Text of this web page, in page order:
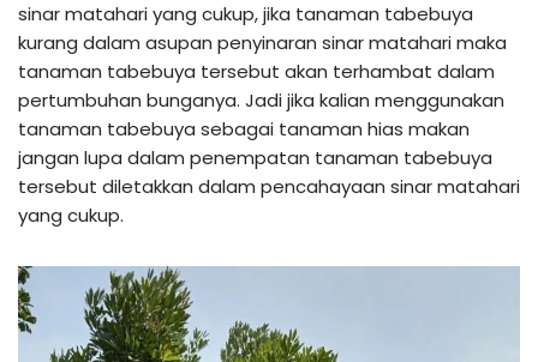
sinar matahari yang cukup, jika tanaman tabebuya
kurang dalam asupan penyinaran sinar matahari maka
tanaman tabebuya tersebut akan terhambat dalam
pertumbuhan bunganya. Jadi jika kalian menggunakan
tanaman tabebuya sebagai tanaman hias makan
jangan lupa dalam penempatan tanaman tabebuya
tersebut diletakkan dalam pencahayaan sinar matahari
yang cukup.